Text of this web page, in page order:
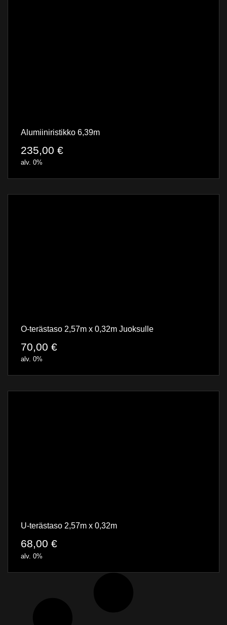
Alumiiniristikko 6,39m
235,00 €
alv. 0%
O-terästaso 2,57m x 0,32m Juoksulle
70,00 €
alv. 0%
U-terästaso 2,57m x 0,32m
68,00 €
alv. 0%